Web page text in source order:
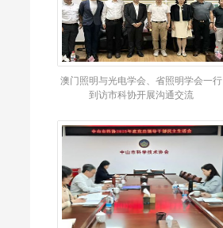
澳门照明与光电学会、省照明学会一行
到访市科协开展沟通交流